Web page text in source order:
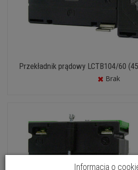
Przekładnik prądowy LCTB104/60
Brak
Informacja o